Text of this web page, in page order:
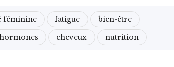
féminine fatigue
bien-être
cheveux nutrition